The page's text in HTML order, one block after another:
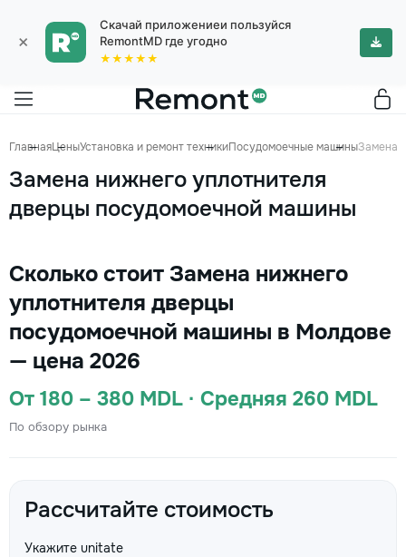
×
Скачай приложениеи пользуйся
RemontMD где угодно
★★★★★
ГлавнаяЦеныУстановка и ремонт техникиПосудомоечные машиныЗамена
Замена нижнего уплотнителя
дверцы посудомоечной машины
Сколько стоит Замена нижнего
уплотнителя дверцы
посудомоечной машины в Молдове
— цена 2026
От 180 – 380 MDL · Средняя 260 MDL
По обзору рынка
Рассчитайте стоимость
Укажите unitate